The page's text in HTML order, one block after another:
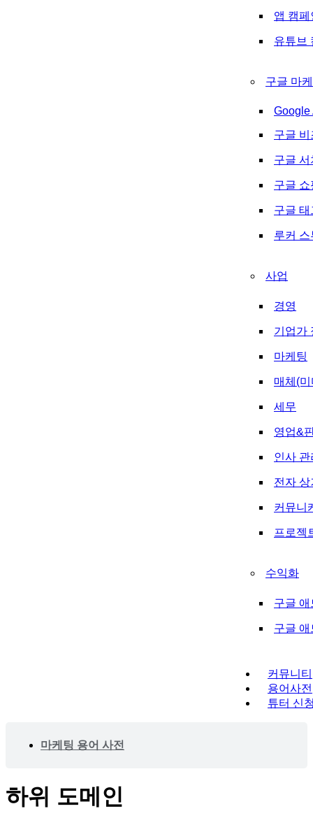
앱 캠페
유튜브
구글 마
Google
구글
구글
구글 쇼
구글
루커
사업
경영
기업가
마케팅
매체(
세무
영업&
인사 관
전자 상
커뮤니
프로젝
수익화
구글 애
구글
커뮤니티
용어사전
튜터 신
마케팅 용어 사전
하위 도메인